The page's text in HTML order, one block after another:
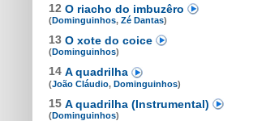
12 O riacho do imbuzêro
(Dominguinhos, Zé Dantas)
13 O xote do coice
(Dominguinhos)
14 A quadrilha
(João Cláudio, Dominguinhos)
15 A quadrilha (Instrumental)
(Dominguinhos)